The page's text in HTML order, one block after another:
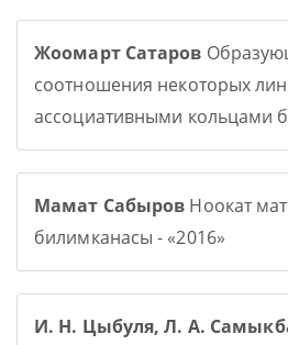
Жоомарт Сатаров
соотношения некоторых
ассоциативными кольцами
Мамат Сабыров Ноокат
билимканасы - «2016»
И. Н. Цыбуля, Л. А.